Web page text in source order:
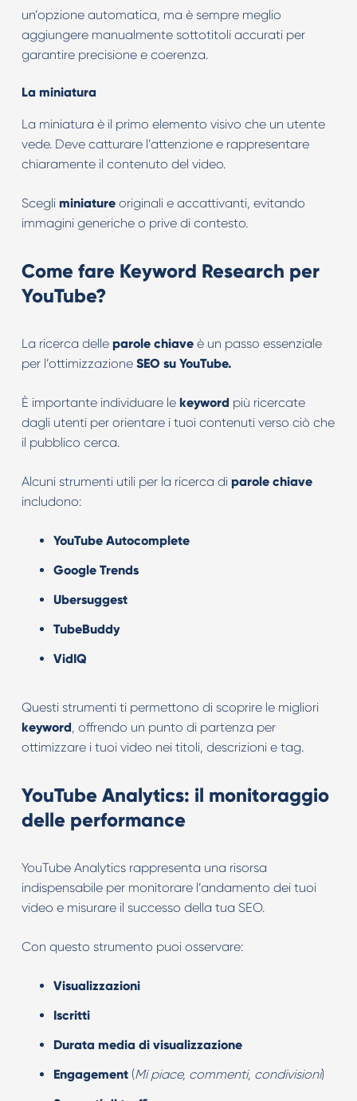
un’opzione automatica, ma è sempre meglio
aggiungere manualmente sottotitoli accurati per
garantire precisione e coerenza.
La miniatura
La miniatura è il primo elemento visivo che un utente
vede. Deve catturare l’attenzione e rappresentare
chiaramente il contenuto del video.
Scegli miniatureoriginali e accattivanti, evitando
immagini generiche o prive di contesto.
Come fare Keyword Research per
YouTube?
La ricerca delle parole chiaveè un passo essenziale
per l’ottimizzazione SEO su YouTube.
È importante individuare le keyword più ricercate
dagli utenti per orientare i tuoi contenuti verso ciò che
il pubblico cerca.
Alcuni strumenti utili per la ricerca di parole chiave
includono:
YouTube Autocomplete
Google Trends
Ubersuggest
TubeBuddy
VidIQ
Questi strumenti ti permettono di scoprire le migliori
keyword, offrendo un punto di partenza per
ottimizzare i tuoi video nei titoli, descrizioni e tag.
YouTube Analytics: il monitoraggio
delle performance
YouTube Analytics rappresenta una risorsa
indispensabile per monitorare l’andamento dei tuoi
video e misurare il successo della tua SEO.
Con questo strumento puoi osservare:
Visualizzazioni
Iscritti
Durata media di visualizzazione
Engagement(Mi piace, commenti, condivisioni)